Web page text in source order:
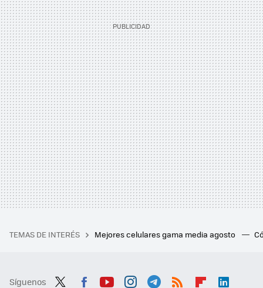
TEMAS DE INTERÉS Mejores celulares gama media agosto
Síguenos